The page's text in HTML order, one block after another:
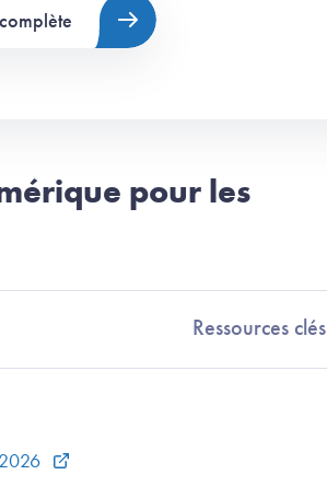
pour les
Ressources clés